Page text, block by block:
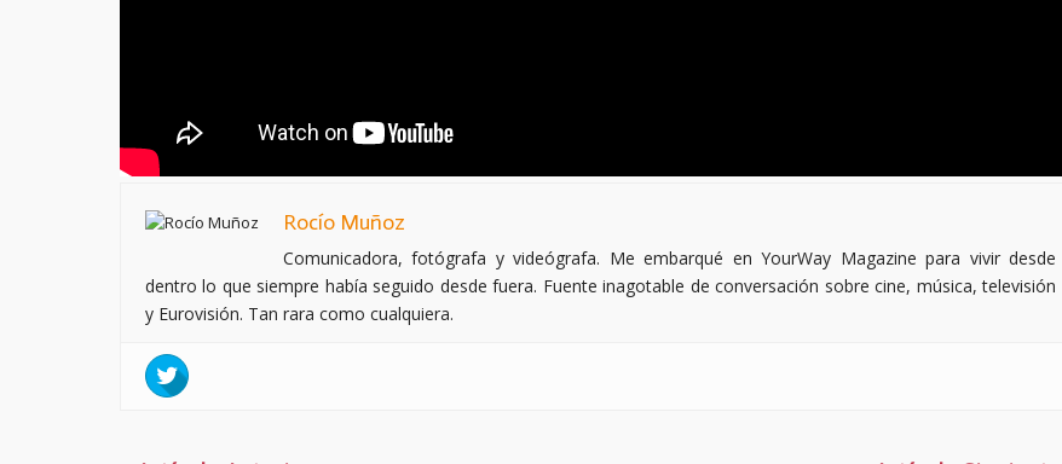
Rocío Muñoz
Comunicadora, fotógrafa y videógrafa. Me embarqué en YourWay Magazine para vivir desde
dentro lo que siempre había seguido desde fuera. Fuente inagotable de conversación sobre cine, música, televisión
y Eurovisión. Tan rara como cualquiera.